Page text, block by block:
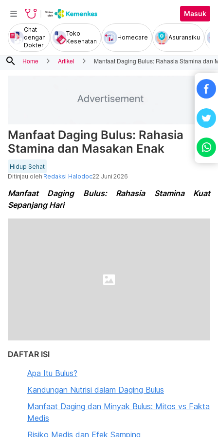
Masuk
Chat
dengan
Dokter
Toko
Kesehatan
Homecare Asuransiku
search Home Artikel Manfaat Daging Bulus: Rahasia Stamina dan
Manfaat Daging Bulus: Rahasia
Stamina dan Masakan Enak
Hidup Sehat
Ditinjau oleh Redaksi Halodoc22 Juni 2026
Manfaat Daging Bulus: Rahasia Stamina Kuat
Sepanjang Hari
DAFTAR ISI
Apa Itu Bulus?
Kandungan Nutrisi dalam Daging Bulus
Manfaat Daging dan Minyak Bulus: Mitos vs Fakta
Medis
Risiko Medis dan Efek Samping